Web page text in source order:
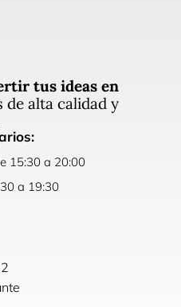
tus ideas en
alta calidad y
15:30 a 20:00
a 19:30